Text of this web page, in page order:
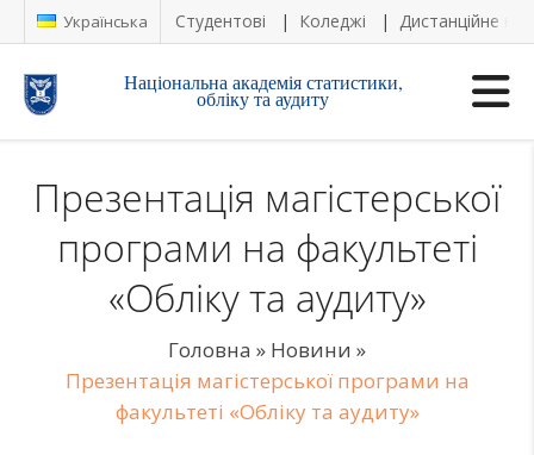
Українська Студентові Коледжі Дистанційне
Національна академія статистики,
обліку та аудиту
Презентація магістерської
програми на факультеті
«Обліку та аудиту»
Головна » Новини »
Презентація магістерської програми на
факультеті «Обліку та аудиту»